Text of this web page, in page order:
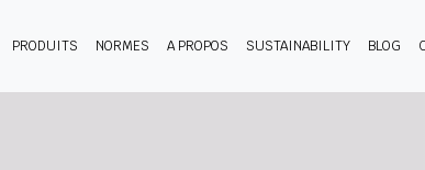
PRODUITS NORMES A PROPOS SUSTAINABILITY BLOG